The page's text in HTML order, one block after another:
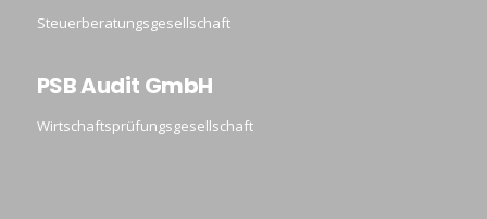
Steuerberatungsgesellschaft
PSB Audit GmbH
Wirtschaftsprüfungsgesellschaft